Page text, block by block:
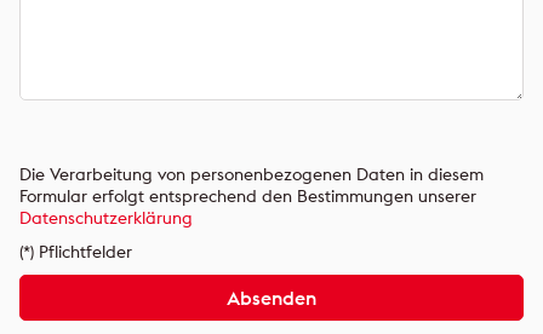
lasse
dieses
Feld
Bitte
lasse
dieses
leer.
Die Verarbeitung von personenbezogenen Daten in diesem
Formular erfolgt entsprechend den Bestimmungen unserer
Datenschutzerklärung
(*) Pflichtfelder